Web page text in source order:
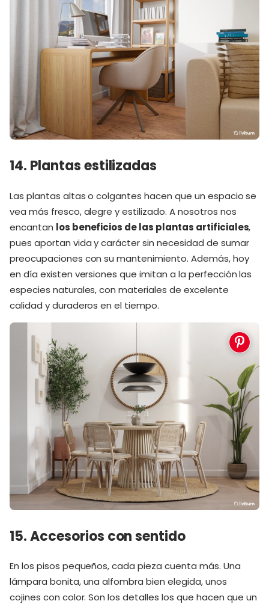
14. Plantas estilizadas
Las plantas altas o colgantes hacen que un espacio se
vea más fresco, alegre y estilizado. A nosotros nos
encantan los beneficios de las plantas artificiales,
pues aportan vida y carácter sin necesidad de sumar
preocupaciones con su mantenimiento. Además, hoy
en día existen versiones que imitan a la perfección las
especies naturales, con materiales de excelente
calidad y duraderos en el tiempo.
15. Accesorios con sentido
En los pisos pequeños, cada pieza cuenta más. Una
lámpara bonita, una alfombra bien elegida, unos
cojines con color. Son los detalles los que hacen que un